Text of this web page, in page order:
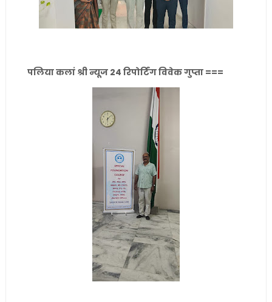
पलिया कलां श्री न्यूज 24 रिपोर्टिंग विवेक गुप्ता ===